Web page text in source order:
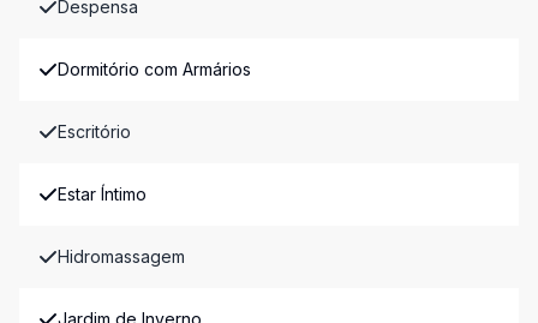
Despensa
Dormitório com Armários
Escritório
Estar Íntimo
Hidromassagem
Jardim de Inverno